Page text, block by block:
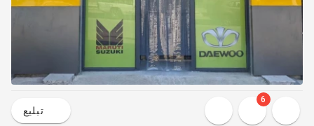
6
تبليع